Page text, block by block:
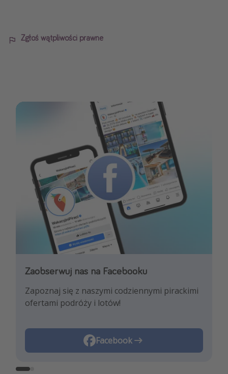
Zgłoś wątpliwości prawne
Zaobserwuj nas na Facebooku
Zapoznaj się z naszymi codziennymi pirackimi
ofertami podróży i lotów!
Facebook
Zaobserwuj nas na Instagramie
Pozwól nam zainspirować Cię najnowszymi
trendami i najlepszymi ofertami
Instagram